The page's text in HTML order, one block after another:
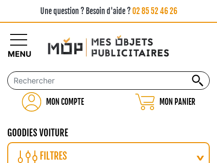
Une question ? Besoin d'aide ?02 85 52 46 26
MON COMPTE MON PANIER
MENU
GOODIES VOITURE
FILTRES